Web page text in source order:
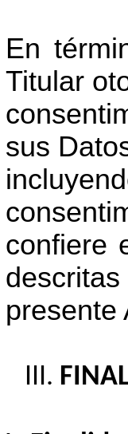
En
Titular
sus
confiere
descritas
presente